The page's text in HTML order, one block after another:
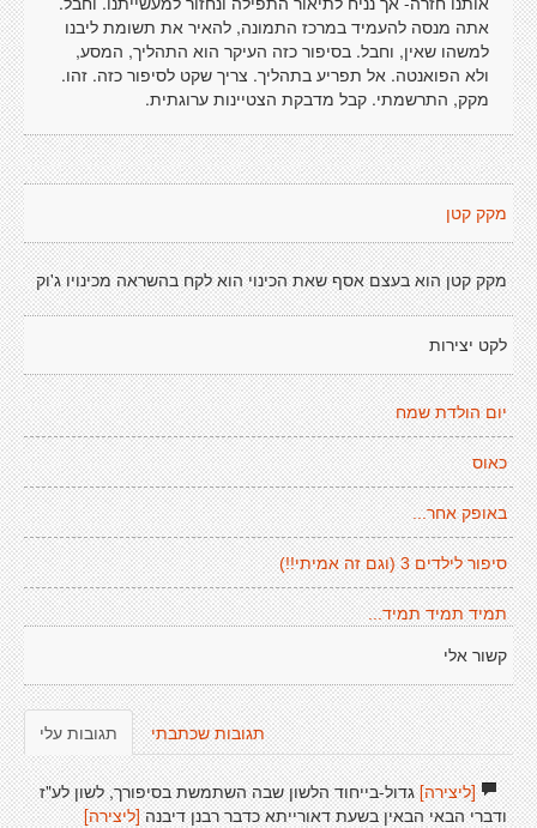
אתה מנסה להעמיד במרכז התמונה, להאיר את תשומת ליבנו
למשהו שאין, וחבל. בסיפור כזה העיקר הוא התהליך, המסע,
ולא הפואנטה. אל תפריע בתהליך. צריך שקט לסיפור כזה. זהו.
מקק, התרשמתי. קבל מדבקת הצטיינות ערוגתית.
מקק קטן
מקק קטן הוא בעצם אסף שאת הכינוי הוא לקח בהשראה מכינויו ג'וק
לקט יצירות
יום הולדת שמח
כאוס
באופק אחר...
סיפור לילדים 3 (וגם זה אמיתי!!)
תמיד תמיד תמיד...
קשור אלי
תגובות עלי תגובות שכתבתי
[ליצירה]גדול-בייחוד הלשון שבה השתמשת בסיפורך, לשון לע"ז
ודברי הבאי הבאין בשעת דאורייתא כדבר רבנן דיבנה [ליצירה]